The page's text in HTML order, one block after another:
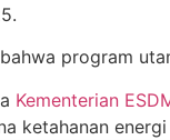
program
Kementerian
ketahanan